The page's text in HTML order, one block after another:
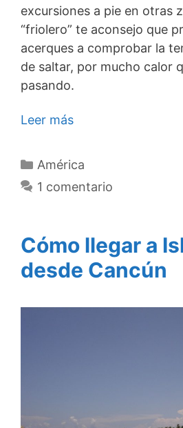
excursiones a pie en otras
“friolero” te aconsejo que
acerques a comprobar la
de saltar, por mucho calor
pasando.
Leer más
Categorías
América
1 comentario
Cómo llegar a
desde Cancún